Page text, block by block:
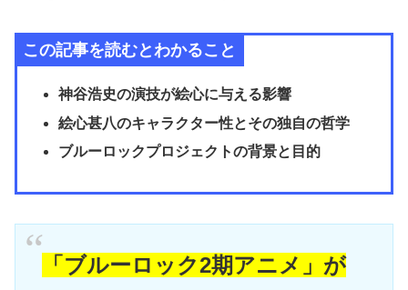
この記事を読むとわかること
神谷浩史の演技が絵心に与える影響
絵心甚八のキャラクター性とその独自の哲学
ブルーロックプロジェクトの背景と目的
「ブルーロック2期アニメ」が